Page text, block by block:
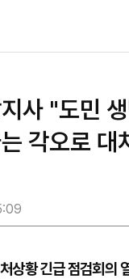
사 "도민
각오로 대
상황 긴급 점검회의